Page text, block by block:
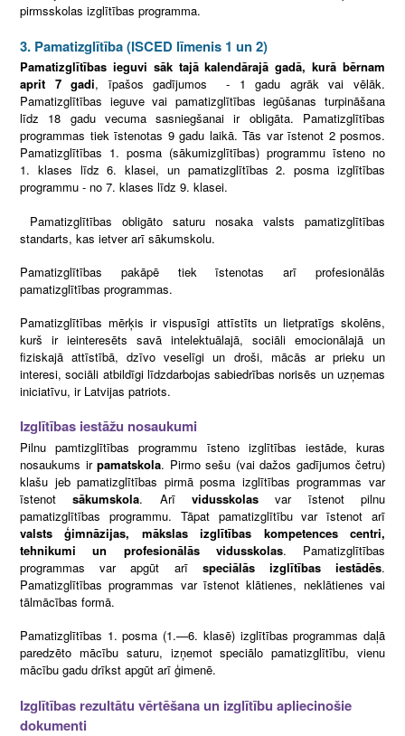
pirmsskolas izglītības programma.
3. Pamatizglītība (ISCED līmenis 1 un 2)
Pamatizglītības ieguvi sāk tajā kalendārajā gadā, kurā bērnam
aprit 7 gadi, īpašos gadījumos - 1 gadu agrāk vai vēlāk.
Pamatizglītības ieguve vai pamatizglītības iegūšanas turpināšana
līdz 18 gadu vecuma sasniegšanai ir obligāta. Pamatizglītības
programmas tiek īstenotas 9 gadu laikā. Tās var īstenot 2 posmos.
Pamatizglītības 1. posma (sākumizglītības) programmu īsteno no
1. klases līdz 6. klasei, un pamatizglītības 2. posma izglītības
programmu - no 7. klases līdz 9. klasei.
Pamatizglītības obligāto saturu nosaka valsts pamatizglītības
standarts, kas ietver arī sākumskolu.
Pamatizglītības pakāpē tiek īstenotas arī profesionālās
pamatizglītības programmas.
Pamatizglītības mērķis ir vispusīgi attīstīts un lietpratīgs skolēns,
kurš ir ieinteresēts savā intelektuālajā, sociāli emocionālajā un
fiziskajā attīstībā, dzīvo veselīgi un droši, mācās ar prieku un
interesi, sociāli atbildīgi līdzdarbojas sabiedrības norisēs un uzņemas
iniciatīvu, ir Latvijas patriots.
Izglītības iestāžu nosaukumi
Pilnu pamtizglītības programmu īsteno izglītības iestāde, kuras
nosaukums ir pamatskola. Pirmo sešu (vai dažos gadījumos četru)
klašu jeb pamatizglītības pirmā posma izglītības programmas var
īstenotsākumskola. Arīvidusskolas var īstenot pilnu
pamatizglītības programmu. Tāpat pamatizglītību var īstenot arī
valsts ģimnāzijas, mākslas izglītības kompetences centri,
tehnikumi un profesionālās vidusskolas. Pamatizglītības
programmas var apgūt arī speciālās izglītības iestādēs.
Pamatizglītības programmas var īstenot klātienes, neklātienes vai
tālmācības formā.
Pamatizglītības 1. posma (1.—6. klasē) izglītības programmas daļā
paredzēto mācību saturu, izņemot speciālo pamatizglītību, vienu
mācību gadu drīkst apgūt arī ģimenē.
Izglītības rezultātu vērtēšana un izglītību apliecinošie
dokumenti